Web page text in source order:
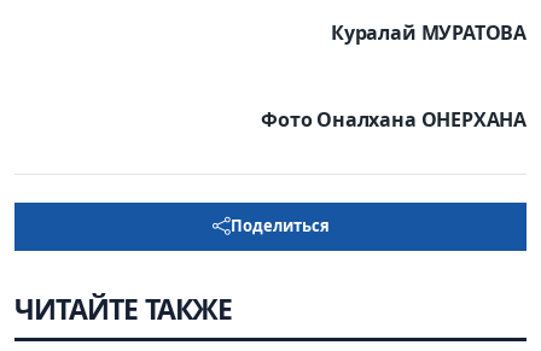
Куралай МУРАТОВА
Фото Оналхана ОНЕРХАНА
Поделиться
ЧИТАЙТЕ ТАКЖЕ